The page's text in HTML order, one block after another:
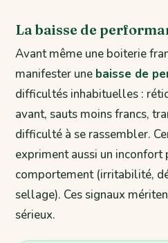
La baisse de
Avant même une boiterie
manifester une baisse de
difficultés inhabituelles :
avant, sauts moins francs,
difficulté à se rassembler.
expriment aussi un inconfort
comportement (irritabilité,
sellage). Ces signaux
sérieux.